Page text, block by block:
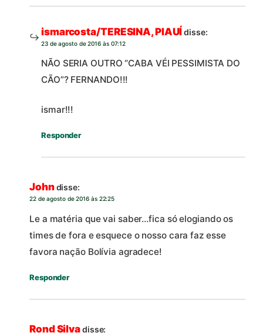
ismarcosta/TERESINA, PIAUÍdisse:
23 de agosto de 2016 às 07:12
NÃO SERIA OUTRO “CABA VÉI PESSIMISTA DO
CÃO”? FERNANDO!!!
ismar!!!
Responder
Johndisse:
22 de agosto de 2016 às 22:25
Le a matéria que vai saber…fica só elogiando os
times de fora e esquece o nosso cara faz esse
favora nação Bolívia agradece!
Responder
Rond Silvadisse: